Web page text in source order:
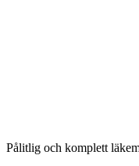
Pålitlig och komplett